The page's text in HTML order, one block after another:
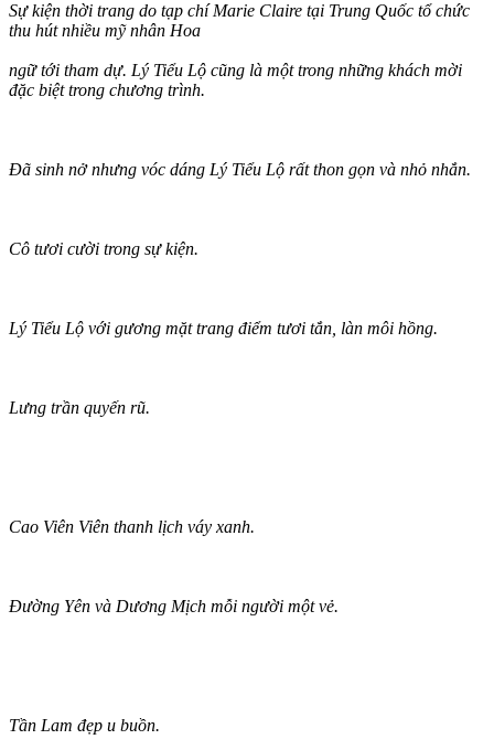
Sự kiện thời trang do tạp chí Marie Claire tại Trung Quốc tổ chức
thu hút nhiều mỹ nhân Hoa
ngữ tới tham dự. Lý Tiểu Lộ cũng là một trong những khách mời
đặc biệt trong chương trình.
Đã sinh nở nhưng vóc dáng Lý Tiểu Lộ rất thon gọn và nhỏ nhắn.
Cô tươi cười trong sự kiện.
Lý Tiểu Lộ với gương mặt trang điểm tươi tắn, làn môi hồng.
Lưng trần quyến rũ.
Cao Viên Viên thanh lịch váy xanh.
Đường Yên và Dương Mịch mỗi người một vẻ.
Tần Lam đẹp u buồn.